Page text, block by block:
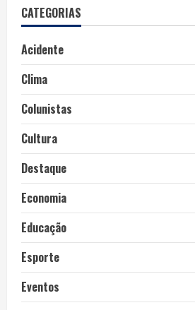
CATEGORIAS
Acidente
Clima
Colunistas
Cultura
Destaque
Economia
Educação
Esporte
Eventos